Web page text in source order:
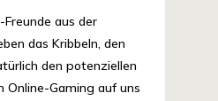
Freunde aus der
das Kribbeln, den
den potenziellen
Online-Gaming auf uns